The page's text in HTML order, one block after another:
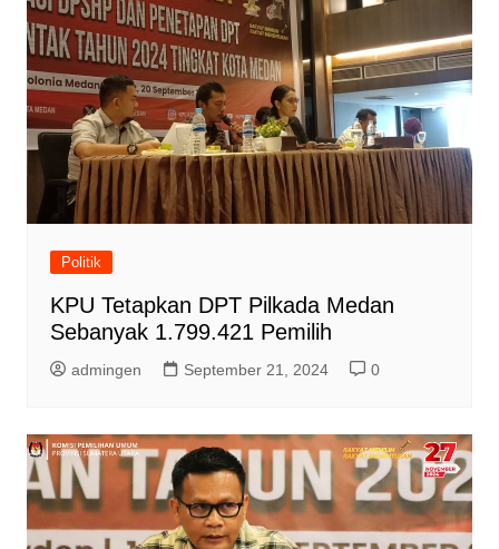
Politik
KPU Tetapkan DPT Pilkada Medan
Sebanyak 1.799.421 Pemilih
admingen September 21, 2024 0